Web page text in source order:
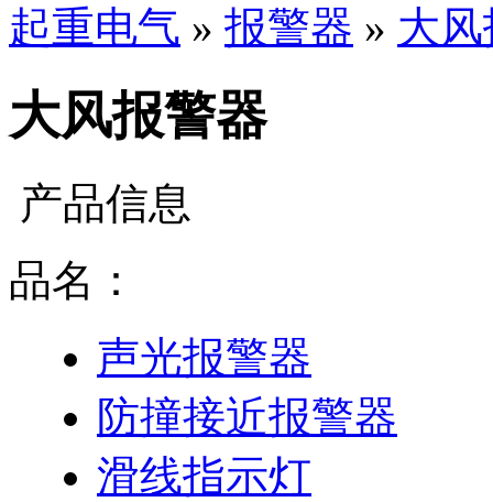
起重电气 » 报警器 » 大
大风报警器
产品信息
品名：
声光报警器
防撞接近报警器
滑线指示灯